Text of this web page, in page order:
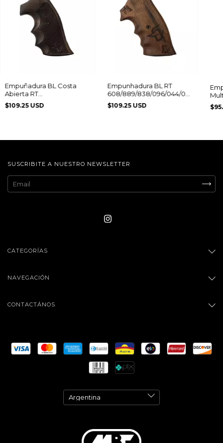
Empuñadura BL Costa
Abierta RT
608/889/838/096/044/82/065
con Logotipo Taurus
$109.25 USD
Empunhadura BL RT
608/889/838/096/044/065
Ed. Comemorativa Logo
Taurus
$109.25 USD
SUSCRIBITE A NUESTRO NEWSLETTER
CATEGORÍAS
NAVEGACIÓN
CONTACTÁNOS